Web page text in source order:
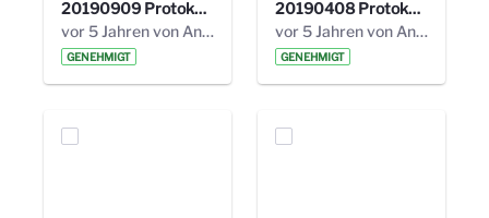
20190909 Protokoll 27. Steuerungskreis.pdf
vor 5 Jahren von Anni Schlumberger
GENEHMIGT
20190408 Protokoll 26. Steuerungskreis.pdf
vor 5 Jahren von Anni Schlumberger
GENEHMIGT